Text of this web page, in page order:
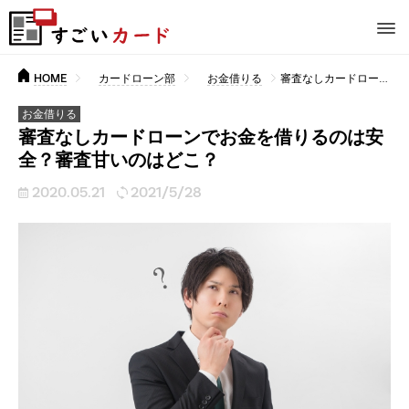
HOME カードローン部 お金借りる 審査なしカードローンでお金を借りるのは安全？審査甘いのはどこ？
お金借りる
審査なしカードローンでお金を借りるのは安
全？審査甘いのはどこ？
2020.05.21 2021/5/28